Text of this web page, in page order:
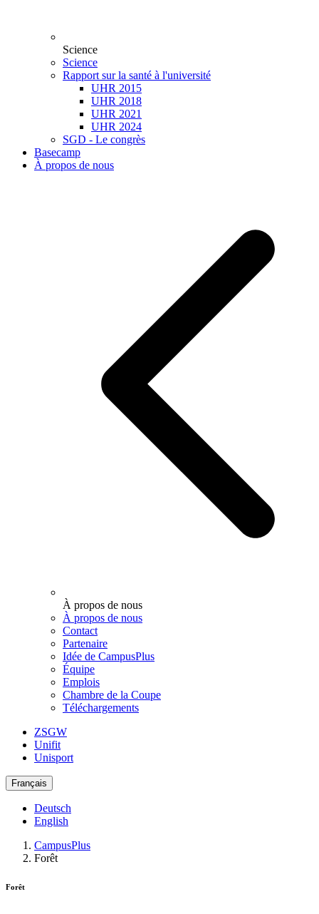
Science
Science
Rapport sur la santé à l'université
UHR 2015
UHR 2018
UHR 2021
UHR 2024
SGD - Le congrès
Basecamp
À propos de nous
À propos de nous
À propos de nous
Contact
Partenaire
Idée de CampusPlus
Équipe
Emplois
Chambre de la Coupe
Téléchargements
ZSGW
Unifit
Unisport
Français
Deutsch
English
CampusPlus
Forêt
Forêt